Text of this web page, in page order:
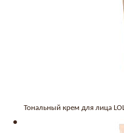
Тональный крем для лица